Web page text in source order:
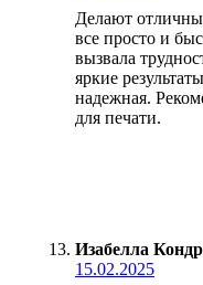
Делают
все просто и
вызвала
яркие
надежная.
для печати.
Изабелла
15.02.2025